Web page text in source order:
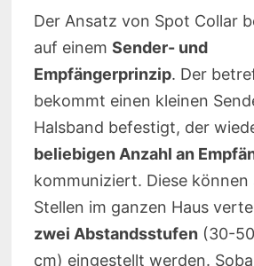
Der Ansatz von Spot Collar
auf einem Sender- und
Empfängerprinzip. Der
bekommt einen kleinen
Halsband befestigt, der
beliebigen Anzahl an
kommuniziert. Diese können
Stellen im ganzen Haus
zwei Abstandsstufen (30-
cm) eingestellt werden.